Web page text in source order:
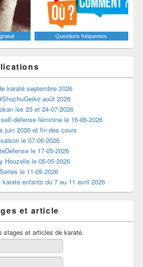
Questions fréquentes
karaté septembre 2026
août 2026
les 23 et 24-07-2026
défense féminine le 16-06-2026
juin 2026 et fin des cours
le 07-06-2026
le 17-05-2026
Houzelle le 05-05-2026
le 11-05-2026
karaté enfants du 7 au 11 avril 2026
et article
stages et articles de karaté.